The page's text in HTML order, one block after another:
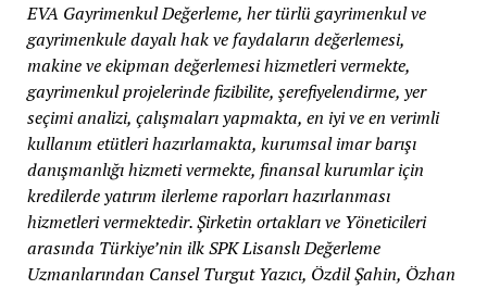
EVA Gayrimenkul Değerleme, her türlü gayrimenkul ve
gayrimenkule dayalı hak ve faydaların değerlemesi,
makine ve ekipman değerlemesi hizmetleri vermekte,
gayrimenkul projelerinde fizibilite, şerefiyelendirme, yer
seçimi analizi, çalışmaları yapmakta, en iyi ve en verimli
kullanım etütleri hazırlamakta, kurumsal imar barışı
danışmanlığı hizmeti vermekte, finansal kurumlar için
kredilerde yatırım ilerleme raporları hazırlanması
hizmetleri vermektedir. Şirketin ortakları ve Yöneticileri
arasında Türkiye’nin ilk SPK Lisanslı Değerleme
Uzmanlarından Cansel Turgut Yazıcı, Özdil Şahin, Özhan